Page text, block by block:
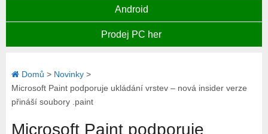
Android
Prodej PC her
Domů > Novinky>
Microsoft Paint podporuje ukládání vrstev – nová insider verze
přináší soubory .paint
Microsoft Paint podporuje